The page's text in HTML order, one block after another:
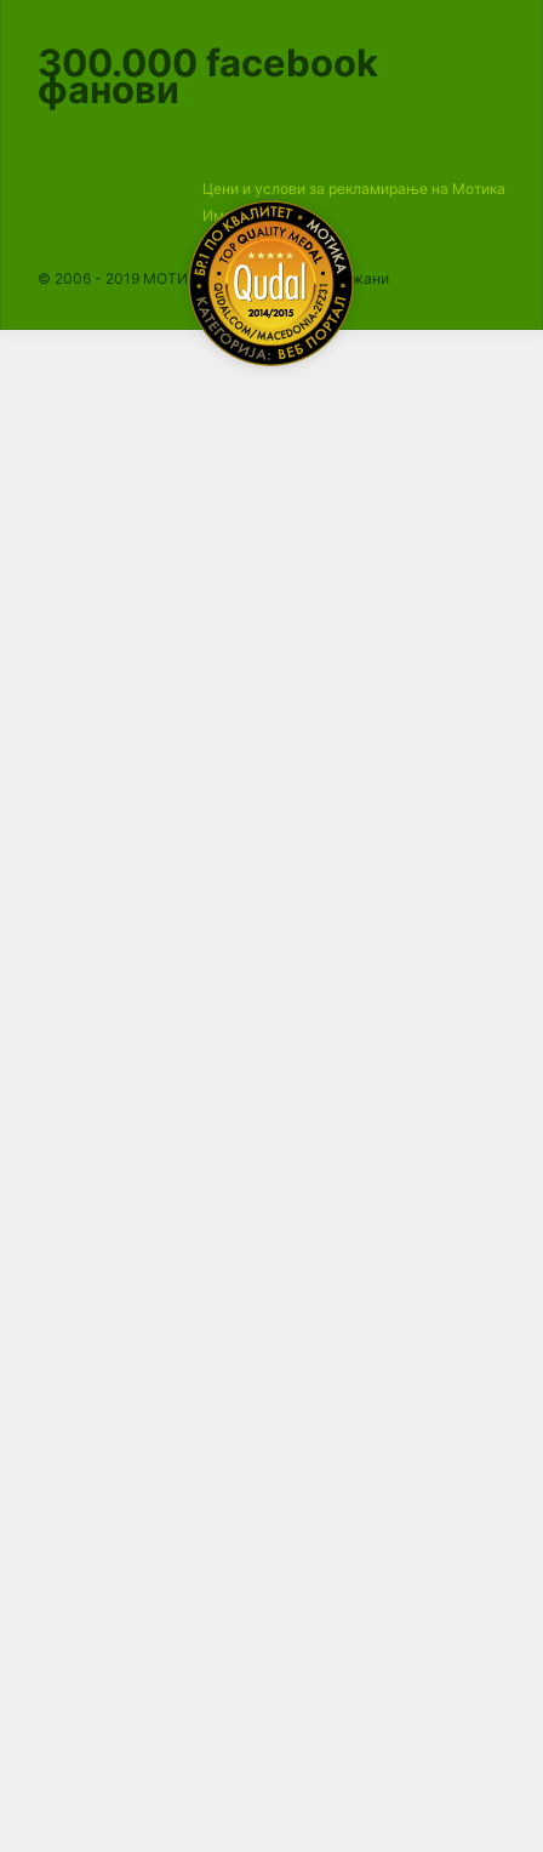
300.000 facebook
фанови
Цени и услови за рекламирање на Мотика
Импресум
© 2006 - 2019 МОТИКА, Сите права се задржани